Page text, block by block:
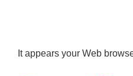
It appears your Web